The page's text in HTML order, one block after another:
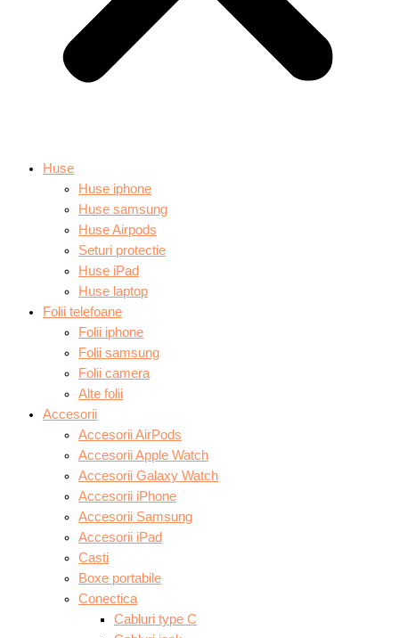
Huse
Huse iphone
Huse samsung
Huse Airpods
Seturi protectie
Huse iPad
Huse laptop
Folii telefoane
Folii iphone
Folii samsung
Folii camera
Alte folii
Accesorii
Accesorii AirPods
Accesorii Apple Watch
Accesorii Galaxy Watch
Accesorii iPhone
Accesorii Samsung
Accesorii iPad
Casti
Boxe portabile
Conectica
Cabluri type C